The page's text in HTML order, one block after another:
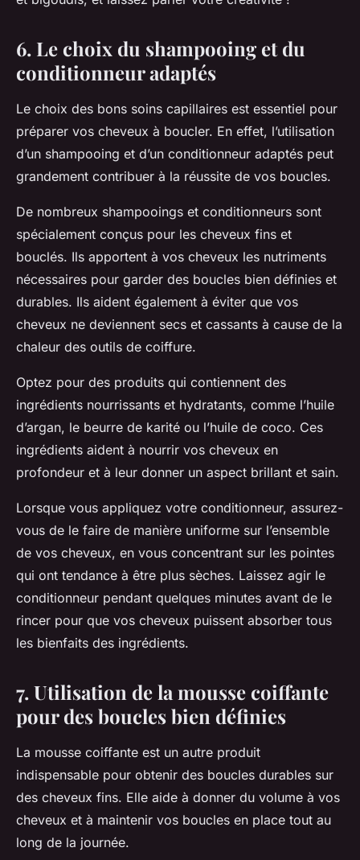
6. Le choix du shampooing et du
conditionneur adaptés
Le choix des bons soins capillaires est essentiel pour
préparer vos cheveux à boucler. En effet, l’utilisation
d’un shampooing et d’un conditionneur adaptés peut
grandement contribuer à la réussite de vos boucles.
De nombreux shampooings et conditionneurs sont
spécialement conçus pour les cheveux fins et
bouclés. Ils apportent à vos cheveux les nutriments
nécessaires pour garder des boucles bien définies et
durables. Ils aident également à éviter que vos
cheveux ne deviennent secs et cassants à cause de la
chaleur des outils de coiffure.
Optez pour des produits qui contiennent des
ingrédients nourrissants et hydratants, comme l’huile
d’argan, le beurre de karité ou l’huile de coco. Ces
ingrédients aident à nourrir vos cheveux en
profondeur et à leur donner un aspect brillant et sain.
Lorsque vous appliquez votre conditionneur, assurez-
vous de le faire de manière uniforme sur l’ensemble
de vos cheveux, en vous concentrant sur les pointes
qui ont tendance à être plus sèches. Laissez agir le
conditionneur pendant quelques minutes avant de le
rincer pour que vos cheveux puissent absorber tous
les bienfaits des ingrédients.
7. Utilisation de la mousse coiffante
pour des boucles bien définies
La mousse coiffante est un autre produit
indispensable pour obtenir des boucles durables sur
des cheveux fins. Elle aide à donner du volume à vos
cheveux et à maintenir vos boucles en place tout au
long de la journée.